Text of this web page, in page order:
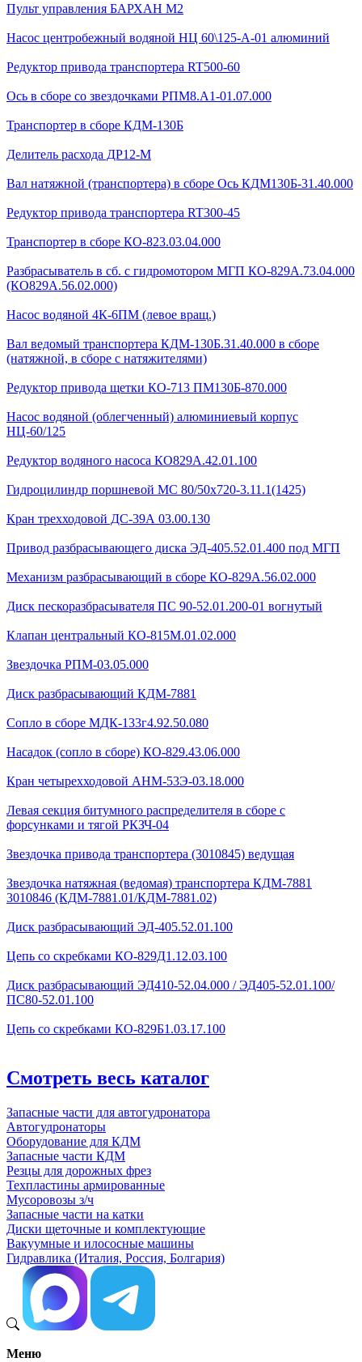
Пульт управления БАРХАН М2
Насос центробежный водяной НЦ 60\125-А-01 алюминий
Редуктор привода транспортера RT500-60
Ось в сборе со звездочками РПМ8.А1-01.07.000
Транспортер в сборе КДМ-130Б
Делитель расхода ДР12-М
Вал натяжной (транспортера) в сборе Ось КДМ130Б-31.40.000
Редуктор привода транспортера RT300-45
Транспортер в сборе КО-823.03.04.000
Разбрасыватель в сб. с гидромотором МГП КО-829А.73.04.000
(КО829А.56.02.000)
Насос водяной 4К-6ПМ (левое вращ.)
Вал ведомый транспортера КДМ-130Б.31.40.000 в сборе
(натяжной, в сборе с натяжителями)
Редуктор привода щетки КО-713 ПМ130Б-870.000
Насос водяной (облегченный) алюминиевый корпус
НЦ-60/125
Редуктор водяного насоса КО829А.42.01.100
Гидроцилиндр поршневой МС 80/50х720-3.11.1(1425)
Кран трехходовой ДС-39А 03.00.130
Привод разбрасывающего диска ЭД-405.52.01.400 под МГП
Механизм разбрасывающий в сборе КО-829А.56.02.000
Диск пескоразбрасывателя ПС 90-52.01.200-01 вогнутый
Клапан центральный КО-815М.01.02.000
Звездочка РПМ-03.05.000
Диск разбрасывающий КДМ-7881
Сопло в сборе МДК-133г4.92.50.080
Насадок (сопло в сборе) КО-829.43.06.000
Кран четырехходовой AHМ-53Э-03.18.000
Левая секция битумного распределителя в сборе с
форсунками и тягой РКЗЧ-04
Звездочка привода транспортера (3010845) ведущая
Звездочка натяжная (ведомая) транспортера КДМ-7881
3010846 (КДМ-7881.01/КДМ-7881.02)
Диск разбрасывающий ЭД-405.52.01.100
Цепь со скребками КО-829Д1.12.03.100
Диск разбрасывающий ЭД410-52.04.000 / ЭД405-52.01.100/
ПС80-52.01.100
Цепь со скребками КО-829Б1.03.17.100
Смотреть весь каталог
Запасные части для автогудронатора
Автогудронаторы
Оборудование для КДМ
Запасные части КДМ
Резцы для дорожных фрез
Техпластины армированные
Мусоровозы з/ч
Запасные части на катки
Диски щеточные и комплектующие
Вакуумные и илососные машины
Гидравлика (Италия, Россия, Болгария)
Меню